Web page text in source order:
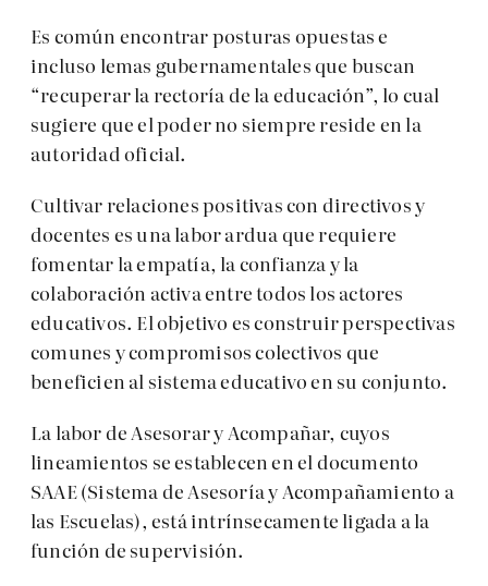
Es común encontrar posturas opuestas e
incluso lemas gubernamentales que buscan
“recuperar la rectoría de la educación”, lo cual
sugiere que el poder no siempre reside en la
autoridad oficial.
Cultivar relaciones positivas con directivos y
docentes es una labor ardua que requiere
fomentar la empatía, la confianza y la
colaboración activa entre todos los actores
educativos. El objetivo es construir perspectivas
comunes y compromisos colectivos que
beneficien al sistema educativo en su conjunto.
La labor de Asesorar y Acompañar, cuyos
lineamientos se establecen en el documento
SAAE (Sistema de Asesoría y Acompañamiento a
las Escuelas), está intrínsecamente ligada a la
función de supervisión.